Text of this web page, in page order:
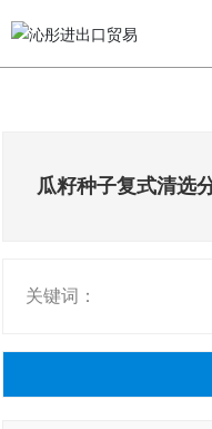
新闻中心
瓜籽种子复式清选
关键词：